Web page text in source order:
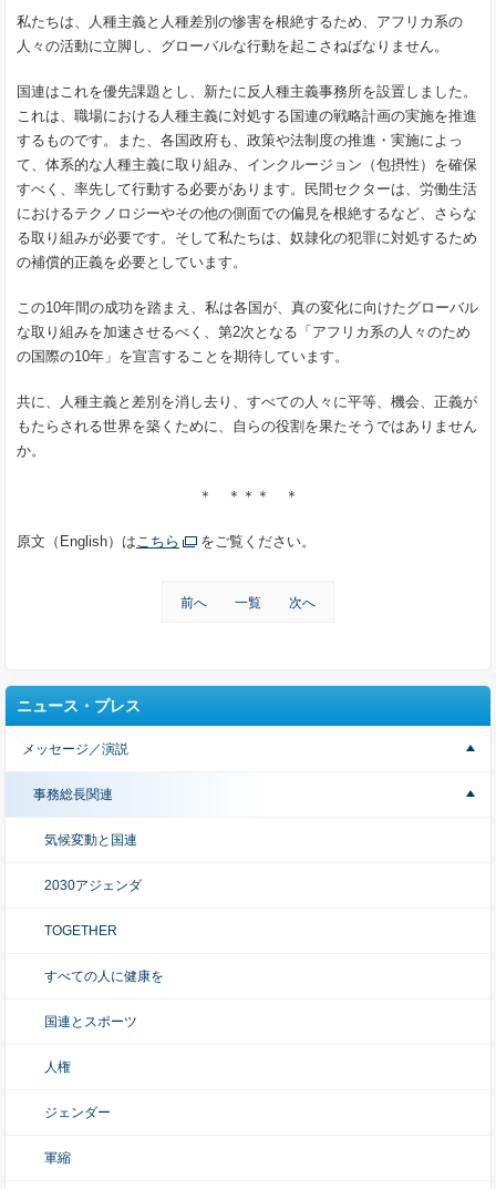
私たちは、人種主義と人種差別の惨害を根絶するため、アフリカ系の
人々の活動に立脚し、グローバルな行動を起こさねばなりません。
国連はこれを優先課題とし、新たに反人種主義事務所を設置しました。
これは、職場における人種主義に対処する国連の戦略計画の実施を推進
するものです。また、各国政府も、政策や法制度の推進・実施によっ
て、体系的な人種主義に取り組み、インクルージョン（包摂性）を確保
すべく、率先して行動する必要があります。民間セクターは、労働生活
におけるテクノロジーやその他の側面での偏見を根絶するなど、さらな
る取り組みが必要です。そして私たちは、奴隷化の犯罪に対処するため
の補償的正義を必要としています。
この10年間の成功を踏まえ、私は各国が、真の変化に向けたグローバル
な取り組みを加速させるべく、第2次となる「アフリカ系の人々のため
の国際の10年」を宣言することを期待しています。
共に、人種主義と差別を消し去り、すべての人々に平等、機会、正義が
もたらされる世界を築くために、自らの役割を果たそうではありません
か。
＊ ＊＊＊ ＊
原文（English）はこちら をご覧ください。
前へ 一覧 次へ
ニュース・プレス
メッセージ／演説
事務総長関連
気候変動と国連
2030アジェンダ
TOGETHER
すべての人に健康を
国連とスポーツ
人権
ジェンダー
軍縮